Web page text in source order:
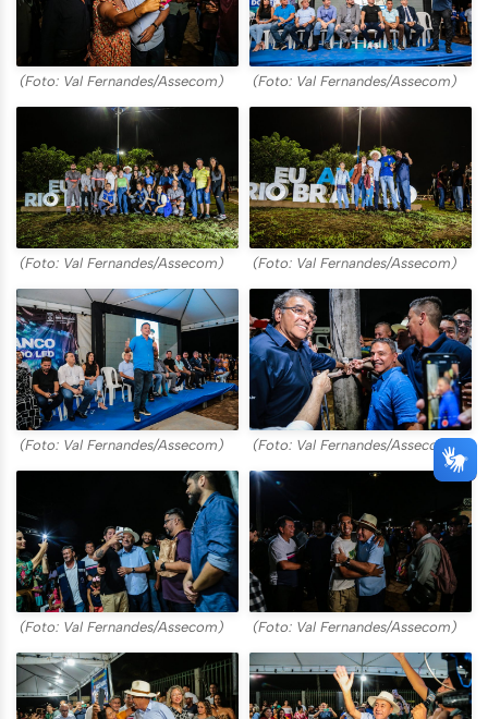
(Foto: Val Fernandes/Assecom) (Foto: Val Fernandes/Assecom)
(Foto: Val Fernandes/Assecom) (Foto: Val Fernandes/Assecom)
(Foto: Val Fernandes/Assecom) (Foto: Val Fernandes/Assecom)
(Foto: Val Fernandes/Assecom) (Foto: Val Fernandes/Assecom)